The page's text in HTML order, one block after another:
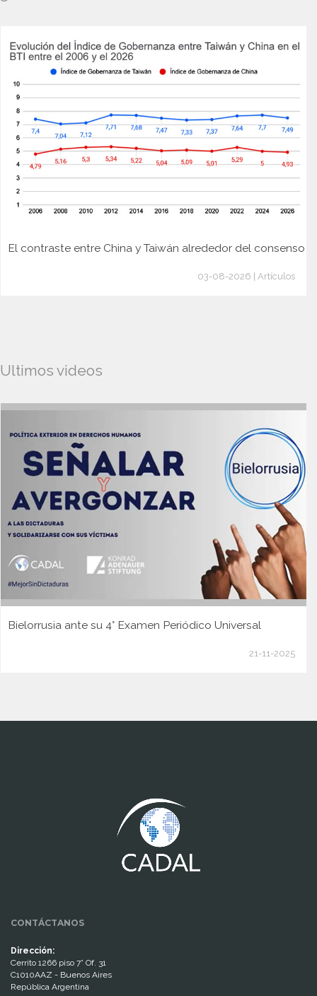
El contraste entre China y Taiwán alrededor del consenso
03-08-2026 | Artículos
Ultimos videos
Bielorrusia ante su 4° Examen Periódico Universal
21-11-2025
CONTÁCTANOS
Dirección:
Cerrito 1266 piso 7° Of. 31
C1010AAZ - Buenos Aires
República Argentina